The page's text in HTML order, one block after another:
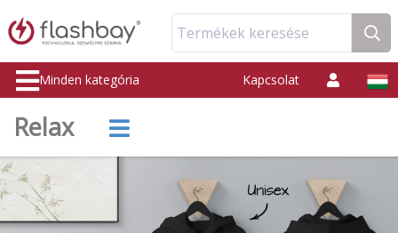
Termékek keresése
Minden kategória Kapcsolat
Relax